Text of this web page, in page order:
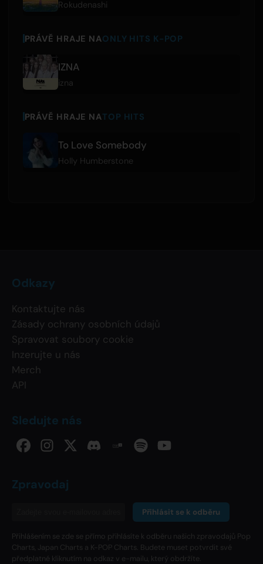
Rokudenashi
PRÁVĚ HRAJE NAONLY HITS K-POP
IZNA
izna
PRÁVĚ HRAJE NATOP HITS
To Love Somebody
Holly Humberstone
Odkazy
Kontaktujte nás
Zásady ochrany osobních údajů
Spravovat soubory cookie
Inzerujte u nás
Merch
API
Sledujte nás
Zpravodaj
Přihlásit se k odběru
Přihlášením se zde se přímo přihlásíte k odběru našich zpravodajů Pop
Charts, Japan Charts a K-POP Charts. Budete muset potvrdit své
předplatné kliknutím na odkaz v e-mailu, který obdržíte.